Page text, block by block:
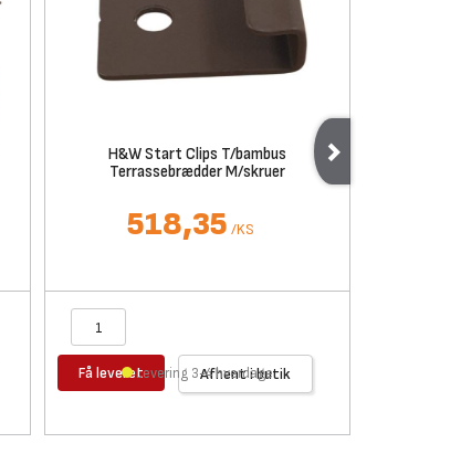
H&W Start Clips T/bambus
Terrassebrædder M/skruer
518,35 /KS
Få leveret Afhent i butik
Levering 3-4 hverdage